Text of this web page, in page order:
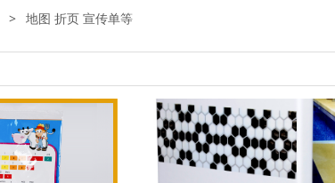
> 地图 折页 宣传单等